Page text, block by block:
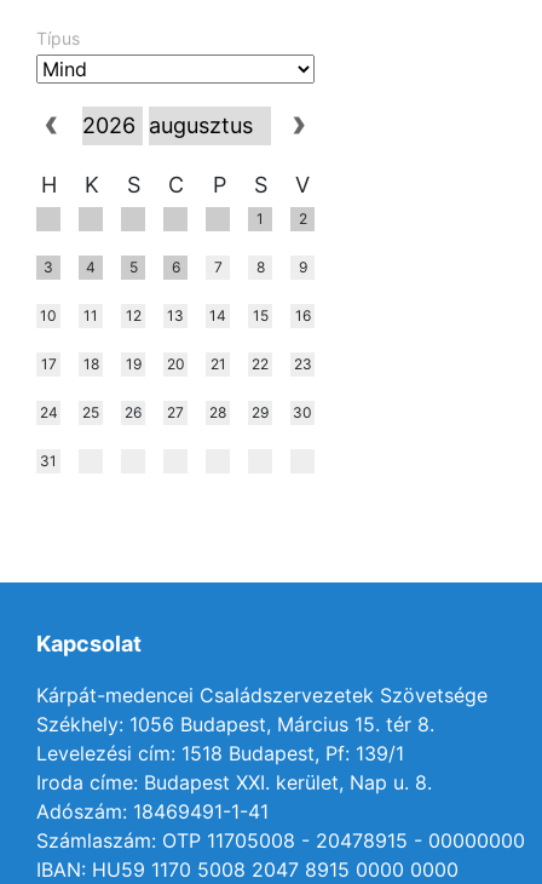
Típus
H K S C P S V
1 2
3 4 5 6 7 8 9
10 11 12 13 14 15 16
17 18 19 20 21 22 23
24 25 26 27 28 29 30
31
Kapcsolat
Kárpát-medencei Családszervezetek Szövetsége
Székhely: 1056 Budapest, Március 15. tér 8.
Levelezési cím: 1518 Budapest, Pf: 139/1
Iroda címe: Budapest XXI. kerület, Nap u. 8.
Adószám: 18469491-1-41
Számlaszám: OTP 11705008 - 20478915 - 00000000
IBAN: HU59 1170 5008 2047 8915 0000 0000